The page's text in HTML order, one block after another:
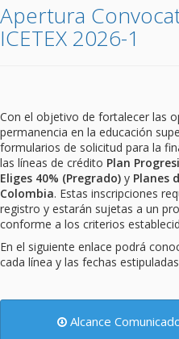
Apertura
ICETEX 2026-1
Con el objetivo de fortalecer las
permanencia en la educación
formularios de solicitud para la
las líneas de crédito Plan
Eliges 40% (Pregrado) y Planes
Colombia. Estas inscripciones
registro y estarán sujetas a un
conforme a los criterios
En el siguiente enlace podrá
cada línea y las fechas
Alcance